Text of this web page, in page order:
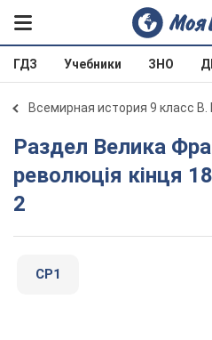
ГДЗ Учебники ЗНО
Всемирная история 9 класс В.
Раздел Велика Французька
революція кінця
2
СР1